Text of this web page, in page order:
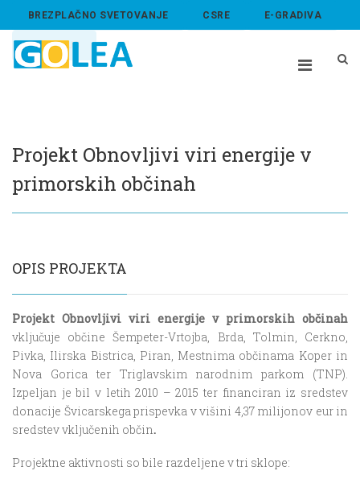
BREZPLAČNO SVETOVANJE CSRE E-GRADIVA
ABOUT US
Projekt Obnovljivi viri energije v
primorskih občinah
OPIS PROJEKTA
Projekt Obnovljivi viri energije v primorskih občinah
vključuje občine Šempeter-Vrtojba, Brda, Tolmin, Cerkno,
Pivka, Ilirska Bistrica, Piran, Mestnima občinama Koper in
Nova Gorica ter Triglavskim narodnim parkom (TNP).
Izpeljan je bil v letih 2010 – 2015 ter financiran iz sredstev
donacije Švicarskega prispevka v višini 4,37 milijonov eur in
sredstev vključenih občin.
Projektne aktivnosti so bile razdeljene v tri sklope: